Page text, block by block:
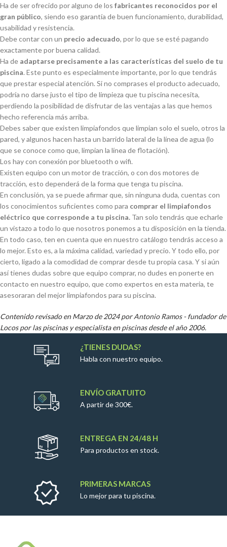
Ha de ser ofrecido por alguno de los fabricantes reconocidos por el
gran público, siendo eso garantía de buen funcionamiento, durabilidad,
usabilidad y resistencia.
Debe contar con un precio adecuado, por lo que se esté pagando
exactamente por buena calidad.
Ha de adaptarse precisamente a las características del suelo de tu
piscina. Este punto es especialmente importante, por lo que tendrás
que prestar especial atención. Si no comprases el producto adecuado,
podría no darse justo el tipo de limpieza que tu piscina necesita,
perdiendo la posibilidad de disfrutar de las ventajas a las que hemos
hecho referencia más arriba.
Debes saber que existen limpiafondos que limpian solo el suelo, otros la
pared, y algunos hacen hasta un barrido lateral de la línea de agua (lo
que se conoce como que, limpian la línea de flotación).
Los hay con conexión por bluetooth o wifi.
Existen equipo con un motor de tracción, o con dos motores de
tracción, esto dependerá de la forma que tenga tu piscina.
En conclusión, ya se puede afirmar que, sin ninguna duda, cuentas con
los conocimientos suficientes como para comprar el limpiafondos
eléctrico que corresponde a tu piscina. Tan solo tendrás que echarle
un vistazo a todo lo que nosotros ponemos a tu disposición en la tienda.
En todo caso, ten en cuenta que en nuestro catálogo tendrás acceso a
lo mejor. Esto es, a la máxima calidad, variedad y precio. Y todo ello, por
cierto, ligado a la comodidad de comprar desde tu propia casa. Y si aún
así tienes dudas sobre que equipo comprar, no dudes en ponerte en
contacto en nuestro equipo, que como expertos en esta materia, te
asesoraran del mejor limpiafondos para su piscina.
Contenido revisado en Marzo de 2024 porAntonio Ramos- fundador de
Locos por las piscinas y especialista en piscinas desde el año 2006.
¿TIENES DUDAS?
Habla con nuestro equipo.
ENVÍO GRATUITO
A partir de 300€.
ENTREGA EN 24/48 H
Para productos en stock.
PRIMERAS MARCAS
Lo mejor para tu piscina.